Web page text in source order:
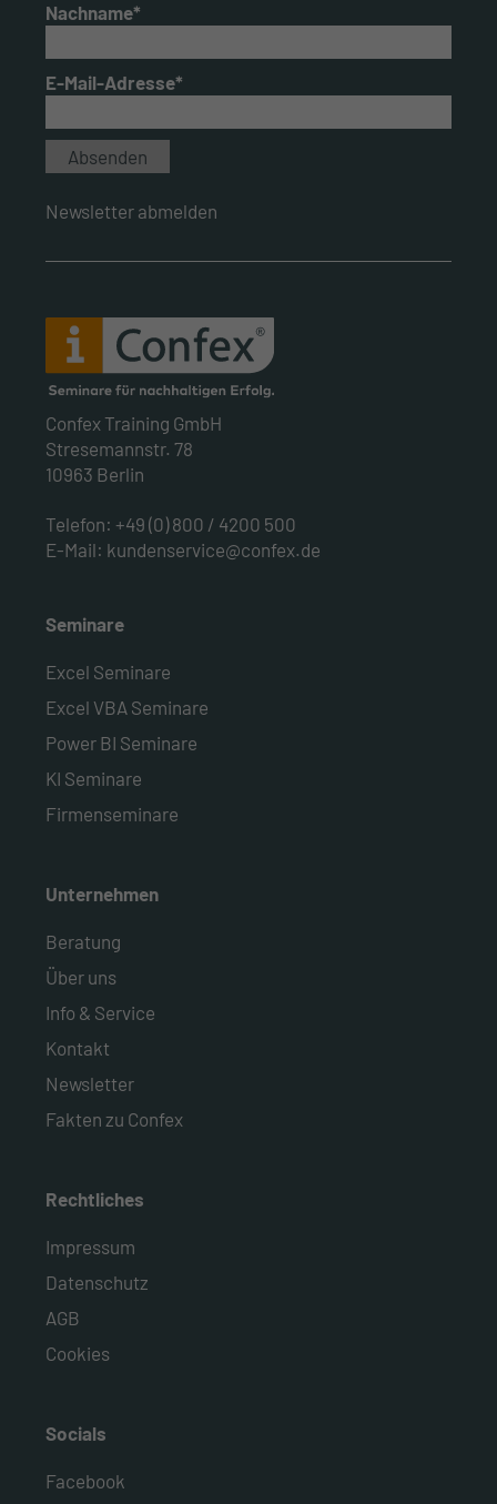
Nachname*
E-Mail-Adresse*
Newsletter abmelden
Confex Training GmbH
Stresemannstr. 78
10963 Berlin
Telefon: +49 (0) 800 / 4200 500
E-Mail: kundenservice@confex.de
Seminare
Excel Seminare
Excel VBA Seminare
Power BI Seminare
KI Seminare
Firmenseminare
Unternehmen
Beratung
Über uns
Info & Service
Kontakt
Newsletter
Fakten zu Confex
Rechtliches
Impressum
Datenschutz
AGB
Cookies
Socials
Facebook